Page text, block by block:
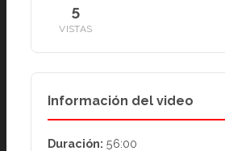
5
VISTAS
Información del video
Duración: 56:00